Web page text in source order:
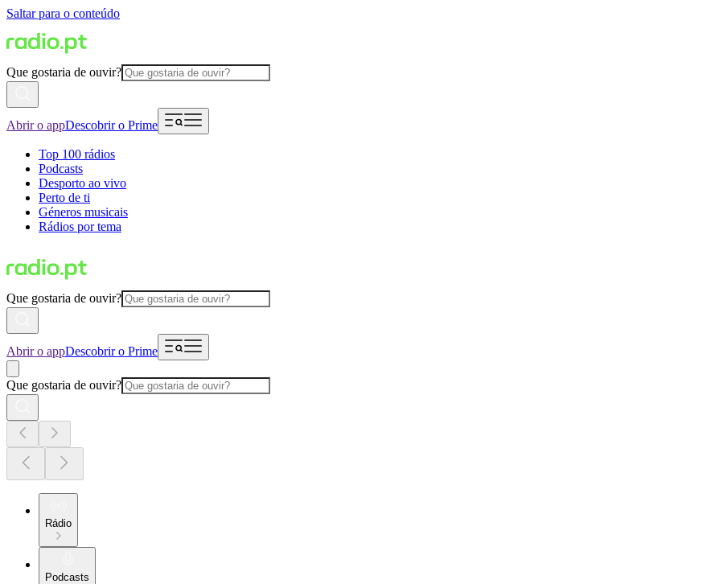
Saltar para o conteúdo
Que gostaria de ouvir?
Abrir o appDescobrir o Prime
Top 100 rádios
Podcasts
Desporto ao vivo
Perto de ti
Géneros musicais
Rádios por tema
Que gostaria de ouvir?
Abrir o appDescobrir o Prime
Que gostaria de ouvir?
Rádio
Podcasts